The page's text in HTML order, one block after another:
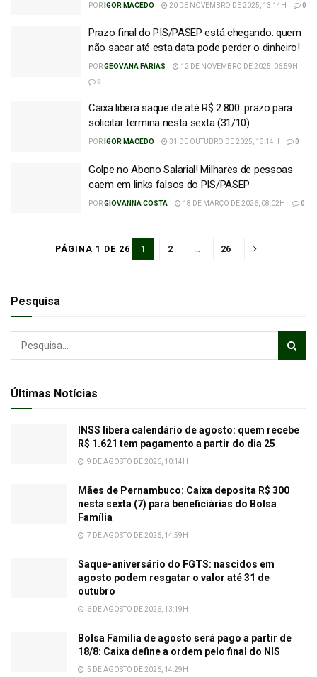
POR IGOR MACEDO 20 DE NOVEMBRO DE 2025, 13:14H 0
Prazo final do PIS/PASEP está chegando: quem
não sacar até esta data pode perder o dinheiro!
PORGEOVANA FARIAS
12 DE NOVEMBRO DE 2025, 06:59H
0
Caixa libera saque de até R$ 2.800: prazo para
solicitar termina nesta sexta (31/10)
POR IGOR MACEDO 31 DE OUTUBRO DE 2025, 13:14H 0
Golpe no Abono Salarial! Milhares de pessoas
caem em links falsos do PIS/PASEP
PORGIOVANNA COSTA 18 DE MARÇO DE 2026, 08:02H 0
PÁGINA 1 DE 26 1 2 … 26
Pesquisa
Últimas Notícias
INSS libera calendário de agosto: quem recebe
R$ 1.621 tem pagamento a partir do dia 25
9 DE AGOSTO DE 2026, 10:14H
Mães de Pernambuco: Caixa deposita R$ 300
nesta sexta (7) para beneficiárias do Bolsa
Família
7 DE AGOSTO DE 2026, 14:59H
Saque-aniversário do FGTS: nascidos em
agosto podem resgatar o valor até 31 de
outubro
6 DE AGOSTO DE 2026, 13:19H
Bolsa Família de agosto será pago a partir de
18/8: Caixa define a ordem pelo final do NIS
5 DE AGOSTO DE 2026, 14:29H